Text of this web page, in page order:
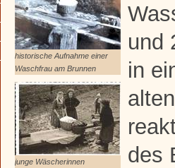
historische Aufnahme einer
Waschfrau am Brunnen
junge Wäscherinnen
und
in
des